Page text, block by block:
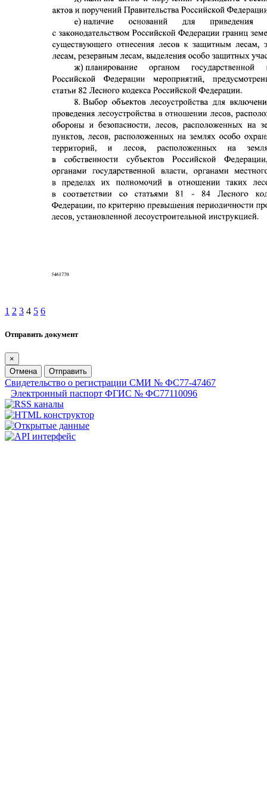
1 2 3 4 5 6
Отправить документ
×
Отмена
Отправить
Свидетельство о регистрации СМИ № ФС77-47467
Электронный паспорт ФГИС № ФС77110096